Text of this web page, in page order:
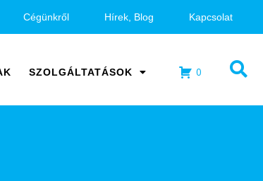
Cégünkről Hírek, Blog Kapcsolat
SZOLGÁLTATÁSOK 0